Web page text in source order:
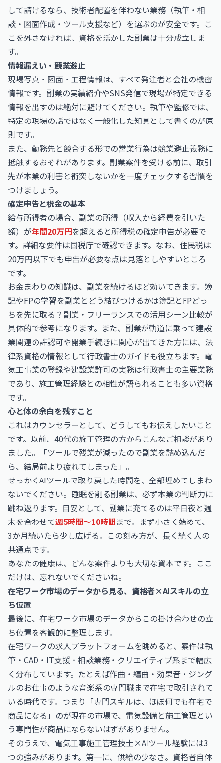
して請けるなら、技術者配置を伴わない業務（執筆・相
談・図面作成・ツール支援など）を選ぶのが安全です。こ
こを外さなければ、資格を活かした副業は十分成立しま
す。
情報漏えい・競業避止
現場写真・図面・工程情報は、すべて発注者と会社の機密
情報です。副業の実績紹介やSNS発信で現場が特定できる
情報を出すのは絶対に避けてください。執筆や監修では、
特定の現場の話ではなく一般化した知見として書くのが原
則です。
また、勤務先と競合する形での営業行為は競業避止義務に
抵触するおそれがあります。副業案件を受ける前に、取引
先が本業の利害と衝突しないかを一度チェックする習慣を
つけましょう。
確定申告と税金の基本
給与所得者の場合、副業の所得（収入から経費を引いた
額）が年間20万円を超えると所得税の確定申告が必要で
す。詳細な要件は国税庁で確認できます。なお、住民税は
20万円以下でも申告が必要な点は見落としやすいところ
です。
お金まわりの知識は、副業を続けるほど効いてきます。簿
記やFPの学習を副業とどう結びつけるかは簿記とFPどっ
ちを先に取る？副業・フリーランスでの活用シーン比較が
具体的で参考になります。また、副業が軌道に乗って建設
業関連の許認可や開業手続きに関心が出てきた方には、法
律系資格の情報として行政書士のガイドも役立ちます。電
気工事業の登録や建設業許可の実務は行政書士の主要業務
であり、施工管理経験との相性が語られることも多い資格
です。
心と体の余白を残すこと
これはカウンセラーとして、どうしてもお伝えしたいこと
です。以前、40代の施工管理の方からこんなご相談があり
ました。「ツールで残業が減ったので副業を詰め込んだ
ら、結局前より疲れてしまった」。
せっかくAIツールで取り戻した時間を、全部埋めてしまわ
ないでください。睡眠を削る副業は、必ず本業の判断力に
跳ね返ります。目安として、副業に充てるのは平日夜と週
末を合わせて週5時間〜10時間まで。まず小さく始めて、
3か月続いたら少し広げる。この刻み方が、長く続く人の
共通点です。
あなたの健康は、どんな案件よりも大切な資本です。ここ
だけは、忘れないでくださいね。
在宅ワーク市場のデータから見る、資格者×AIスキルの立
ち位置
最後に、在宅ワーク市場のデータからこの掛け合わせの立
ち位置を客観的に整理します。
在宅ワークの求人プラットフォームを眺めると、案件は執
筆・CAD・IT支援・相談業務・クリエイティブ系まで幅広
く分布しています。たとえば作曲・編曲・効果音・ジング
ルのお仕事のような音楽系の専門職まで在宅で取引されて
いる時代です。つまり「専門スキルは、ほぼ何でも在宅で
商品になる」のが現在の市場で、電気設備と施工管理とい
う専門性が商品にならないはずがありません。
そのうえで、電気工事施工管理技士×AIツール経験には3
つの強みがあります。第一に、供給の少なさ。資格者自体